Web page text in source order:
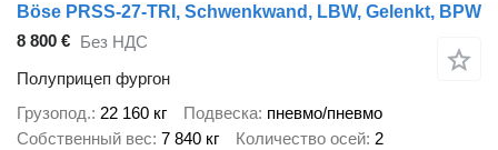
Böse PRSS-27-TRI, Schwenkwand, LBW, Gelenkt, BPW
8 800 € Без НДС
Полуприцеп фургон
Грузопод. 22 160 кг Подвеска пневмо/пневмо
Собственный вес 7 840 кг Количество осей 2